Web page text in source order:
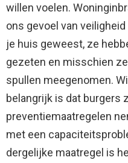
willen voelen.
ons gevoel van
je huis geweest, ze
gezeten en misschien
spullen meegenomen.
belangrijk is dat burgers
preventiemaatregelen
met een
dergelijke maatregel is